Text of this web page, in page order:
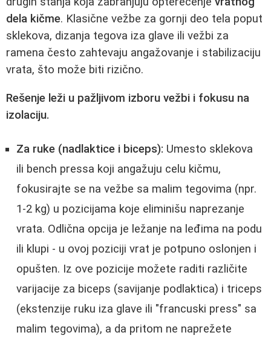
dela kičme. Klasične vežbe za gornji deo tela poput
sklekova, dizanja tegova iza glave ili vežbi za
ramena često zahtevaju angažovanje i stabilizaciju
vrata, što može biti rizično.
Rešenje leži u pažljivom izboru vežbi i fokusu na
izolaciju.
Za ruke (nadlaktice i biceps): Umesto sklekova
ili bench pressa koji angažuju celu kičmu,
fokusirajte se na vežbe sa malim tegovima (npr.
1-2 kg) u pozicijama koje eliminišu naprezanje
vrata. Odlična opcija je ležanje na leđima na podu
ili klupi - u ovoj poziciji vrat je potpuno oslonjen i
opušten. Iz ove pozicije možete raditi različite
varijacije za biceps (savijanje podlaktica) i triceps
(ekstenzije ruku iza glave ili "francuski press" sa
malim tegovima), a da pritom ne naprežete